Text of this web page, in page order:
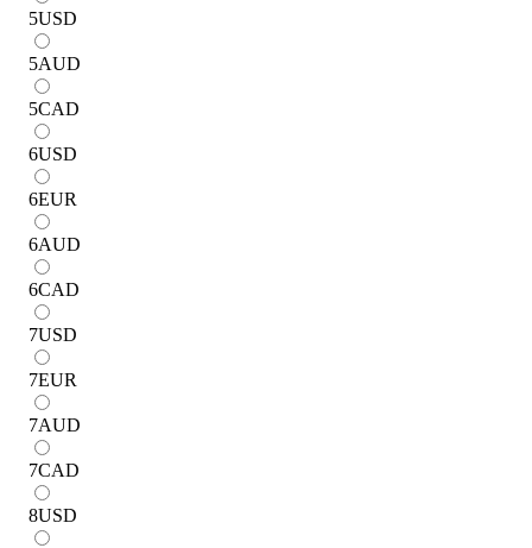
5USD
5AUD
5CAD
6USD
6EUR
6AUD
6CAD
7USD
7EUR
7AUD
7CAD
8USD